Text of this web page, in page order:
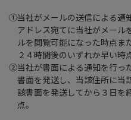
①当社がメールの送信による通
アドレス宛てに当社がメール
ルを閲覧可能になった時点ま
２４時間後のいずれか早い時
②当社が書面による通知を行っ
書面を発送し、当該住所に当
該書面を発送してから３日を
点。